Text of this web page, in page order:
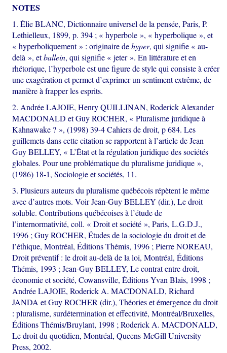
NOTES
1. Élie BLANC, Dictionnaire universel de la pensée, Paris, P.
Lethielleux, 1899, p. 394 ; « hyperbole », « hyperbolique », et
« hyperboliquement » : originaire dehyper, qui signifie « au-
delà », etballein, qui signifie « jeter ». En littérature et en
rhétorique, l’hyperbole est une figure de style qui consiste à créer
une exagération et permet d’exprimer un sentiment extrême, de
manière à frapper les esprits.
2. Andrée LAJOIE, Henry QUILLINAN, Roderick Alexander
MACDONALD et Guy ROCHER, « Pluralisme juridique à
Kahnawake ? », (1998) 39-4 Cahiers de droit, p 684. Les
guillemets dans cette citation se rapportent à l’article de Jean
Guy BELLEY, « L’État et la régulation juridique des sociétés
globales. Pour une problématique du pluralisme juridique »,
(1986) 18-1, Sociologie et sociétés, 11.
3. Plusieurs auteurs du pluralisme québécois répètent le même
avec d’autres mots. Voir Jean-Guy BELLEY (dir.), Le droit
soluble. Contributions québécoises à l’étude de
l’internormativité, coll. « Droit et société », Paris, L.G.D.J.,
1996 ; Guy ROCHER, Études de la sociologie du droit et de
l’éthique, Montréal, Éditions Thémis, 1996 ; Pierre NOREAU,
Droit préventif : le droit au-delà de la loi, Montréal, Éditions
Thémis, 1993 ; Jean-Guy BELLEY, Le contrat entre droit,
économie et société, Cowansville, Éditions Yvan Blais, 1998 ;
Andrée LAJOIE, Roderick A. MACDONALD, Richard
JANDA et Guy ROCHER (dir.), Théories et émergence du droit
: pluralisme, surdétermination et effectivité, Montréal/Bruxelles,
Éditions Thémis/Bruylant, 1998 ; Roderick A. MACDONALD,
Le droit du quotidien, Montréal, Queens-McGill University
Press, 2002.